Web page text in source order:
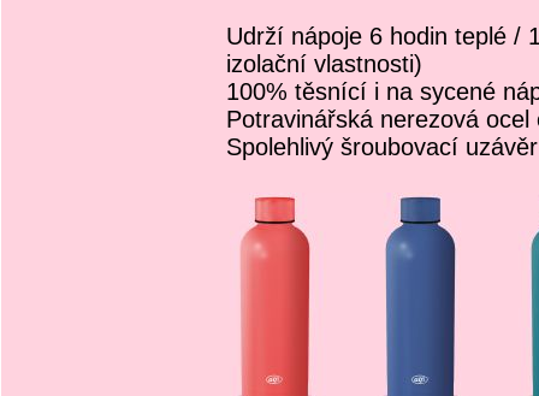
Udrží nápoje 6 hodin teplé /
izolační vlastnosti)
100% těsnící i na sycené
Potravinářská nerezová
Spolehlivý šroubovací